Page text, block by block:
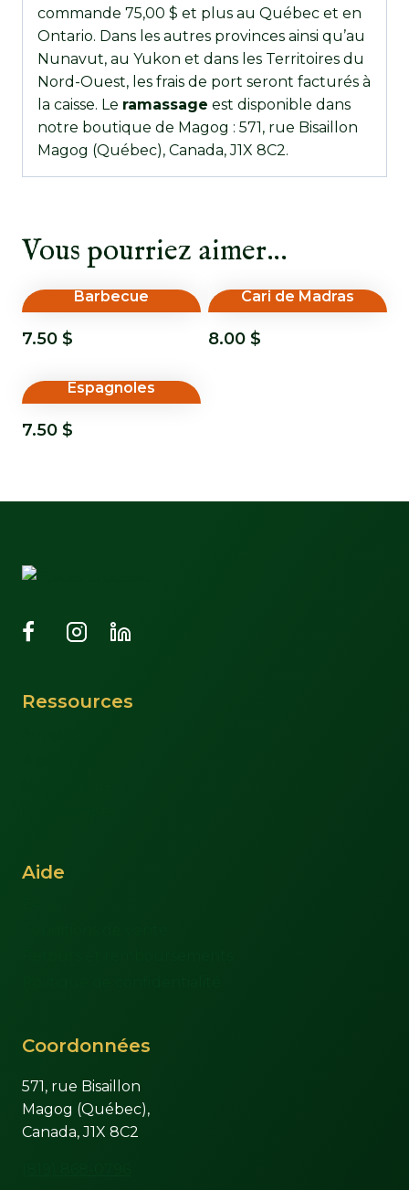
commande 75,00 $ et plus au Québec et en
Ontario. Dans les autres provinces ainsi qu’au
Nunavut, au Yukon et dans les Territoires du
Nord-Ouest, les frais de port seront facturés à
la caisse. Le ramassage est disponible dans
notre boutique de Magog : 571, rue Bisaillon
Magog (Québec), Canada, J1X 8C2.
Vous pourriez aimer…
Barbecue
7.50 $
Cari de Madras
8.00 $
Espagnoles
7.50 $
Ressources
Aide
Coordonnées
571, rue Bisaillon
Magog (Québec),
Canada, J1X 8C2